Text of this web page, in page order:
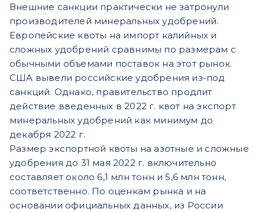
Внешние санкции практически не затронули
производителей минеральных удобрений.
Европейские квоты на импорт калийных и
сложных удобрений сравнимы по размерам с
обычными объемами поставок на этот рынок.
США вывели российские удобрения из-под
санкций. Однако, правительство продлит
действие введенных в 2022 г. квот на экспорт
минеральных удобрений как минимум до
декабря 2022 г.
Размер экспортной квоты на азотные и сложные
удобрения до 31 мая 2022 г. включительно
составляет около 6,1 млн тонн и 5,6 млн тонн,
соответственно. По оценкам рынка и на
основании официальных данных, из России